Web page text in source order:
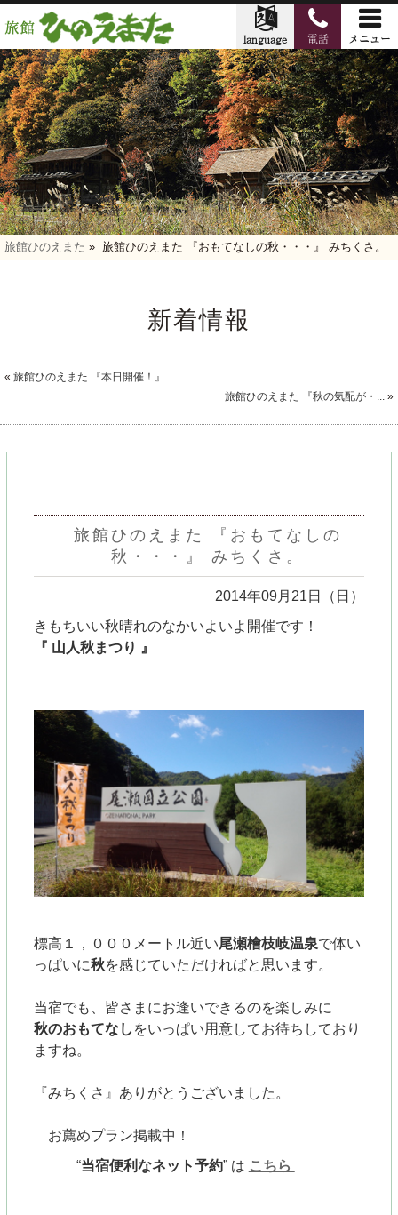
旅館ひのえまた » 旅館ひのえまた 『おもてなしの秋・・・』 みちくさ。
新着情報
« 旅館ひのえまた 『本日開催！』...
旅館ひのえまた 『秋の気配が・... »
旅館ひのえまた 『おもてなしの
秋・・・』 みちくさ。
2014年09月21日（日）
きもちいい秋晴れのなかいよいよ開催です！
『 山人秋まつり 』
標高１，０００メートル近い尾瀬檜枝岐温泉で体い
っぱいに秋を感じていただければと思います。
当宿でも、皆さまにお逢いできるのを楽しみに
秋のおもてなし をいっぱい用意してお待ちしており
ますね。
『みちくさ』ありがとうございました。
お薦めプラン掲載中！
“当宿便利なネット予約”は こちら